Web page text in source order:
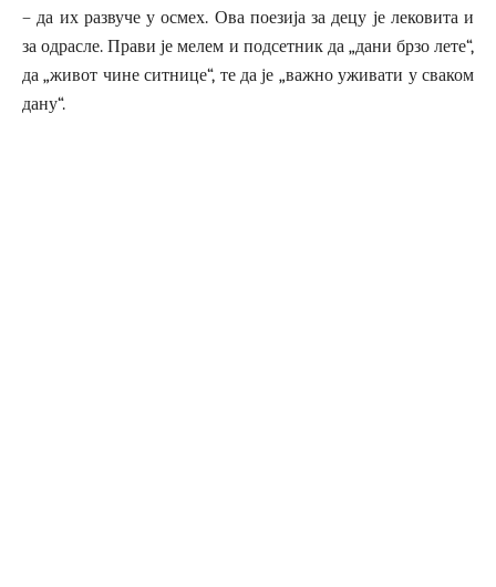
– да их развуче у осмех. Ова поезија за децу је лековита и
за одрасле. Прави је мелем и подсетник да „дани брзо лете“,
да „живот чине ситнице“, те да је „важно уживати у сваком
дану“.